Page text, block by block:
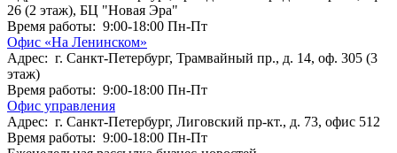
26 (2 этаж), БЦ "Новая Эра"
Время работы: 9:00-18:00 Пн-Пт
Офис «На Ленинском»
Адрес: г. Санкт-Петербург, Трамвайный пр., д. 14, оф. 305 (3
этаж)
Время работы: 9:00-18:00 Пн-Пт
Офис управления
Адрес: г. Санкт-Петербург, Лиговский пр-кт., д. 73, офис 512
Время работы: 9:00-18:00 Пн-Пт